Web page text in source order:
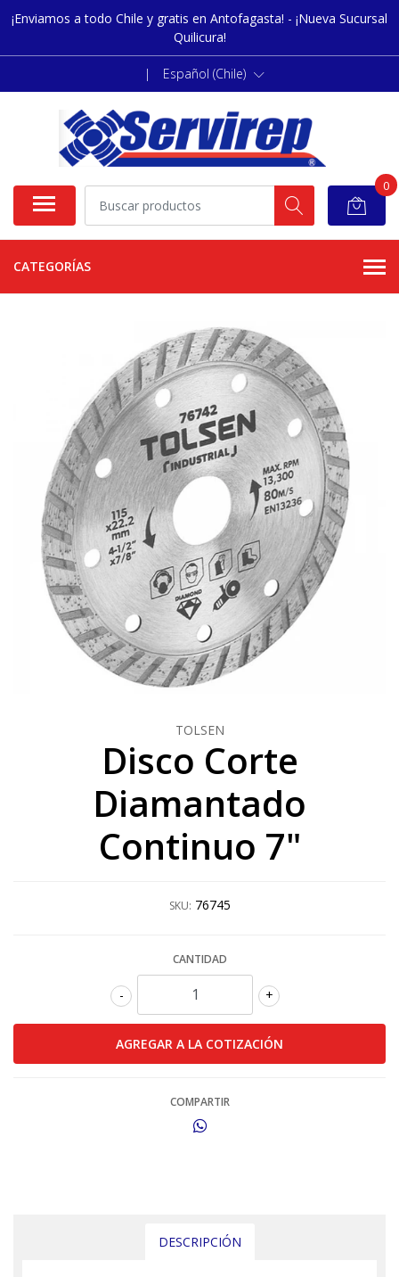
¡Enviamos a todo Chile y gratis en Antofagasta! - ¡Nueva Sucursal
Quilicura!
| Español (Chile)
0
CATEGORÍAS
TOLSEN
Disco Corte
Diamantado
Continuo 7"
SKU: 76745
CANTIDAD
+
-
COMPARTIR
DESCRIPCIÓN